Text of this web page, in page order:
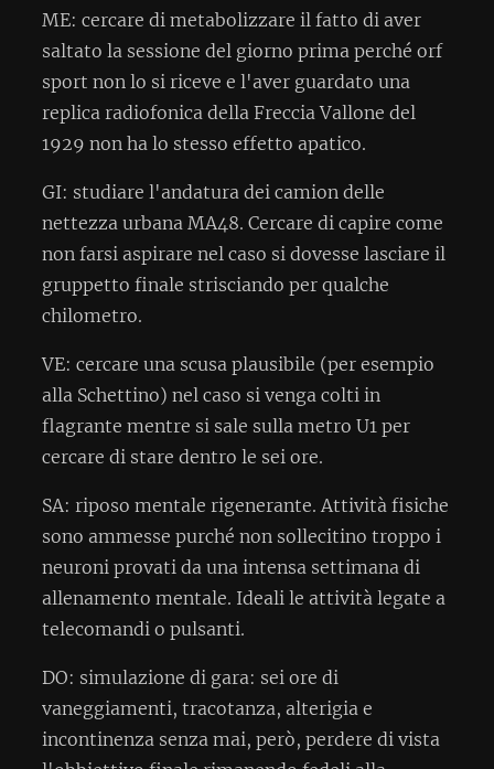
ME: cercare di metabolizzare il fatto di aver
saltato la sessione del giorno prima perché orf
sport non lo si riceve e l'aver guardato una
replica radiofonica della Freccia Vallone del
1929 non ha lo stesso effetto apatico.
GI: studiare l'andatura dei camion delle
nettezza urbana MA48. Cercare di capire come
non farsi aspirare nel caso si dovesse lasciare il
gruppetto finale strisciando per qualche
chilometro.
VE: cercare una scusa plausibile (per esempio
alla Schettino) nel caso si venga colti in
flagrante mentre si sale sulla metro U1 per
cercare di stare dentro le sei ore.
SA: riposo mentale rigenerante. Attività fisiche
sono ammesse purché non sollecitino troppo i
neuroni provati da una intensa settimana di
allenamento mentale. Ideali le attività legate a
telecomandi o pulsanti.
DO: simulazione di gara: sei ore di
vaneggiamenti, tracotanza, alterigia e
incontinenza senza mai, però, perdere di vista